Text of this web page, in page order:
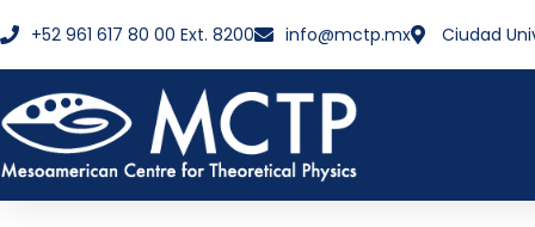
+52 961 617 80 00 Ext. 8200 info@mctp.mx Ciudad